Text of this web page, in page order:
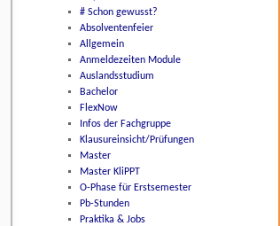
# Schon gewusst?
Absolventenfeier
Allgemein
Anmeldezeiten Module
Auslandsstudium
Bachelor
FlexNow
Infos der Fachgruppe
Klausureinsicht/Prüfungen
Master
Master KliPPT
O-Phase für Erstsemester
Pb-Stunden
Praktika & Jobs